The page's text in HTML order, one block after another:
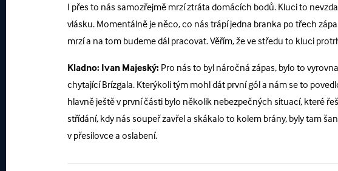
I přes to nás samozřejmě mrzí ztráta domácích bodů. Kluci to
vlásku. Momentálně je něco, co nás trápí jedna branka po třech
mrzí a na tom budeme dál pracovat. Věřím, že ve středu to kluci
Kladno: Ivan Majeský: Pro nás to byl náročná zápas, bylo to
chytající Brízgala. Kterýkoli tým mohl dát první gól a nám se to
hlavně ještě v první části bylo několik nebezpečných situací, které
střídání, kdy nás soupeř zavřel a skákalo to kolem brány, byly tam
v přesilovce a oslabení.